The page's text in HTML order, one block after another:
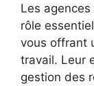
Les
rôle
vous offrant
travail. Leur
gestion des